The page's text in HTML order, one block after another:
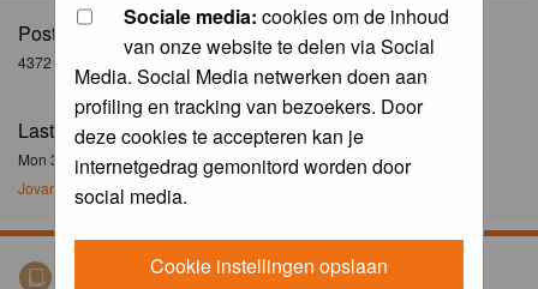
Sociale media: cookies om de inhoud
van onze website te delen via Social
Media. Social Media netwerken doen aan
profiling en tracking van bezoekers. Door
deze cookies te accepteren kan je
internetgedrag gemonitord worden door
social media.
Cookie instellingen opslaan
Posts:
4372
Last Post:
Mon 30 Dec 2024, 21:02
Jovanzo
Birdpix spelregels